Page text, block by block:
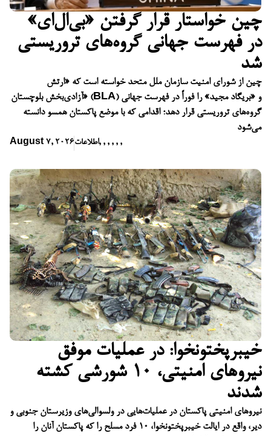
چین خواستار قرار گرفتن «بی‌ال‌ای»
در فهرست جهانی گروه‌های تروریستی
شد
چین از شورای امنیت سازمان ملل متحد خواسته است که «ارتش
آزادی‌بخش بلوچستان» (BLA) و «بریگاد مجید» را فوراً در فهرست جهانی
گروه‌های تروریستی قرار دهد؛ اقدامی که با موضع پاکستان همسو دانسته
می‌شود
August 7, 2026اطلاعات, , , , , ,
خیبرپختونخوا: در عملیات موفق
نیروهای امنیتی، ۱۰ شورشی کشته
شدند
نیروهای امنیتی پاکستان در عملیات‌هایی در ولسوالی‌های وزیرستان جنوبی و
دیر، واقع در ایالت خیبرپختونخوا، ۱۰ فرد مسلح را که پاکستان آنان را